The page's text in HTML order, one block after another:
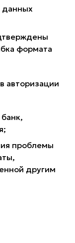
данных
формата
авторизации
проблемы
другим